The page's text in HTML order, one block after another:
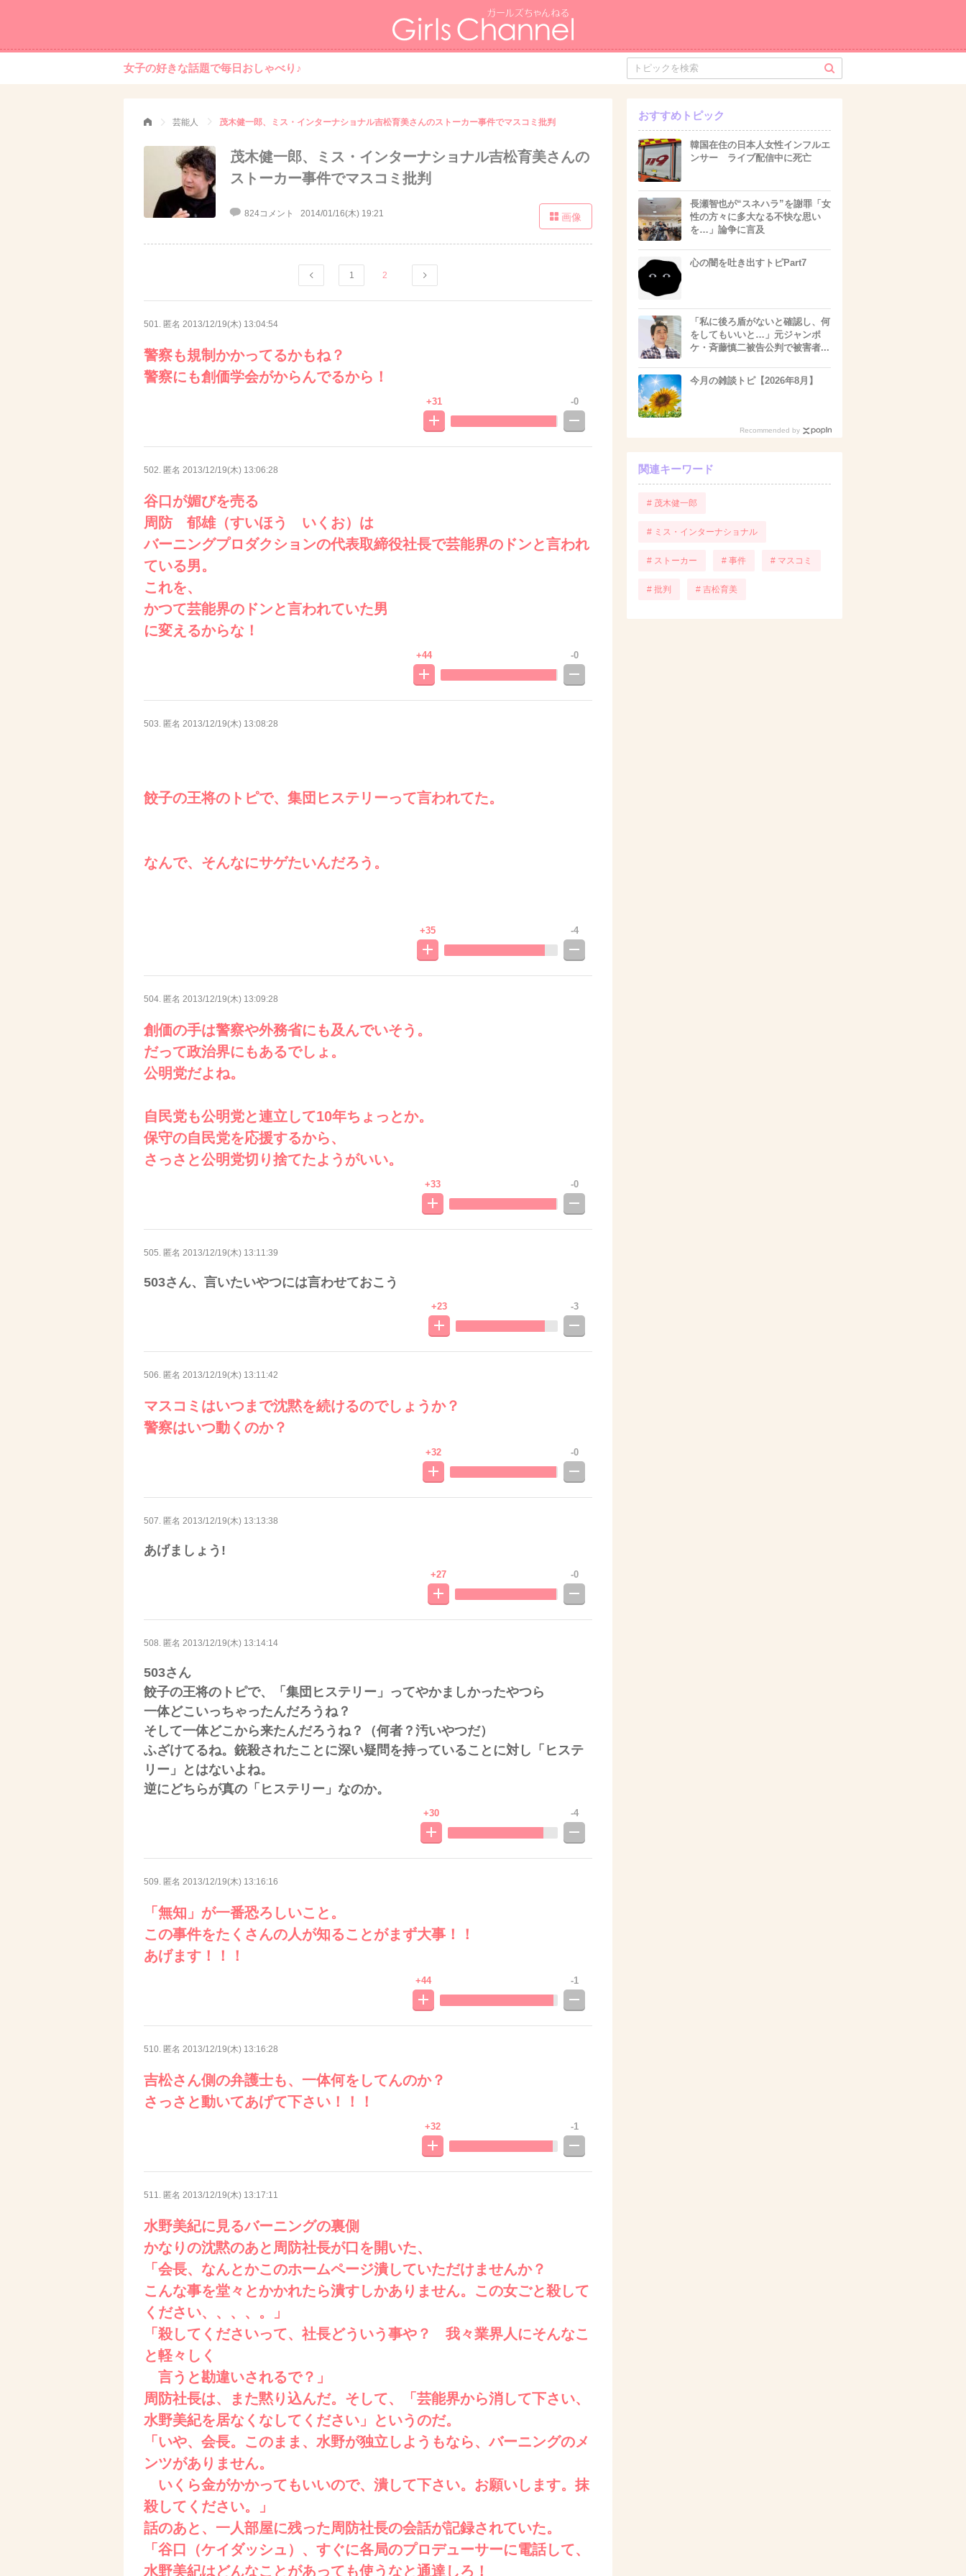
女子の好きな話題で毎日おしゃべり♪
芸能人 茂木健一郎、ミス・インターナショナル吉松育美さんのストーカー事件でマスコミ批判
茂木健一郎、ミス・インターナショナル吉松育美さんの
ストーカー事件でマスコミ批判
824コメント 2014/01/16(木) 19:21 画像
1 2
501. 匿名 2013/12/19(木) 13:04:54
警察も規制かかってるかもね？
警察にも創価学会がからんでるから！
+31 -0
502. 匿名 2013/12/19(木) 13:06:28
谷口が媚びを売る
周防 郁雄（すいほう いくお）は
バーニングプロダクションの代表取締役社長で芸能界のドンと言われ
ている男。
これを、
かつて芸能界のドンと言われていた男
に変えるからな！
+44 -0
503. 匿名 2013/12/19(木) 13:08:28
餃子の王将のトピで、集団ヒステリーって言われてた。
なんで、そんなにサゲたいんだろう。
+35 -4
504. 匿名 2013/12/19(木) 13:09:28
創価の手は警察や外務省にも及んでいそう。
だって政治界にもあるでしょ。
公明党だよね。
自民党も公明党と連立して10年ちょっとか。
保守の自民党を応援するから、
さっさと公明党切り捨てたようがいい。
+33 -0
505. 匿名 2013/12/19(木) 13:11:39
503さん、言いたいやつには言わせておこう
+23 -3
506. 匿名 2013/12/19(木) 13:11:42
マスコミはいつまで沈黙を続けるのでしょうか？
警察はいつ動くのか？
+32 -0
507. 匿名 2013/12/19(木) 13:13:38
あげましょう!
+27 -0
508. 匿名 2013/12/19(木) 13:14:14
503さん
餃子の王将のトピで、「集団ヒステリー」ってやかましかったやつら
一体どこいっちゃったんだろうね？
そして一体どこから来たんだろうね？（何者？汚いやつだ）
ふざけてるね。銃殺されたことに深い疑問を持っていることに対し「ヒステ
リー」とはないよね。
逆にどちらが真の「ヒステリー」なのか。
+30 -4
509. 匿名 2013/12/19(木) 13:16:16
「無知」が一番恐ろしいこと。
この事件をたくさんの人が知ることがまず大事！！
あげます！！！
+44 -1
510. 匿名 2013/12/19(木) 13:16:28
吉松さん側の弁護士も、一体何をしてんのか？
さっさと動いてあげて下さい！！！
+32 -1
511. 匿名 2013/12/19(木) 13:17:11
水野美紀に見るバーニングの裏側
かなりの沈黙のあと周防社長が口を開いた、
「会長、なんとかこのホームページ潰していただけませんか？
こんな事を堂々とかかれたら潰すしかありません。この女ごと殺して
ください、、、、。」
「殺してくださいって、社長どういう事や？ 我々業界人にそんなこ
と軽々しく
言うと勘違いされるで？」
周防社長は、また黙り込んだ。そして、「芸能界から消して下さい、
水野美紀を居なくなしてください」というのだ。
「いや、会長。このまま、水野が独立しようもなら、バーニングのメ
ンツがありません。
いくら金がかかってもいいので、潰して下さい。お願いします。抹
殺してください。」
話のあと、一人部屋に残った周防社長の会話が記録されていた。
「谷口（ケイダッシュ）、すぐに各局のプロデューサーに電話して、
水野美紀はどんなことがあっても使うなと通達しろ！
おすすめトピック
韓国在住の日本人女性インフルエ
ンサー ライブ配信中に死亡
長瀬智也が“スネハラ”を謝罪「女
性の方々に多大なる不快な思い
を…」論争に言及
心の闇を吐き出すトピPart7
「私に後ろ盾がないと確認し、何
をしてもいいと…」元ジャンポ
ケ・斉藤慎二被告公判で被害者...
今月の雑談トピ【2026年8月】
Recommended by
関連キーワード
# 茂木健一郎
# ミス・インターナショナル
# ストーカー # 事件 # マスコミ
# 批判 # 吉松育美